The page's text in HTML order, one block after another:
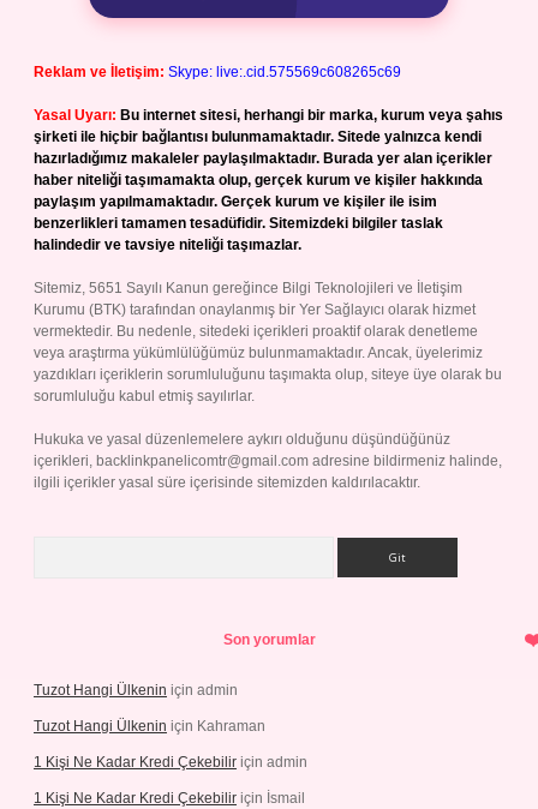
Reklam ve İletişim: Skype: live:.cid.575569c608265c69
Yasal Uyarı: Bu internet sitesi, herhangi bir marka, kurum veya şahıs
şirketi ile hiçbir bağlantısı bulunmamaktadır. Sitede yalnızca kendi
hazırladığımız makaleler paylaşılmaktadır. Burada yer alan içerikler
haber niteliği taşımamakta olup, gerçek kurum ve kişiler hakkında
paylaşım yapılmamaktadır. Gerçek kurum ve kişiler ile isim
benzerlikleri tamamen tesadüfidir. Sitemizdeki bilgiler taslak
halindedir ve tavsiye niteliği taşımazlar.
Sitemiz, 5651 Sayılı Kanun gereğince Bilgi Teknolojileri ve İletişim
Kurumu (BTK) tarafından onaylanmış bir Yer Sağlayıcı olarak hizmet
vermektedir. Bu nedenle, sitedeki içerikleri proaktif olarak denetleme
veya araştırma yükümlülüğümüz bulunmamaktadır. Ancak, üyelerimiz
yazdıkları içeriklerin sorumluluğunu taşımakta olup, siteye üye olarak bu
sorumluluğu kabul etmiş sayılırlar.
Hukuka ve yasal düzenlemelere aykırı olduğunu düşündüğünüz
içerikleri, backlinkpanelicomtr@gmail.com adresine bildirmeniz halinde,
ilgili içerikler yasal süre içerisinde sitemizden kaldırılacaktır.
Son yorumlar
Tuzot Hangi Ülkenin için admin
Tuzot Hangi Ülkenin için Kahraman
1 Kişi Ne Kadar Kredi Çekebilir için admin
1 Kişi Ne Kadar Kredi Çekebilir için İsmail